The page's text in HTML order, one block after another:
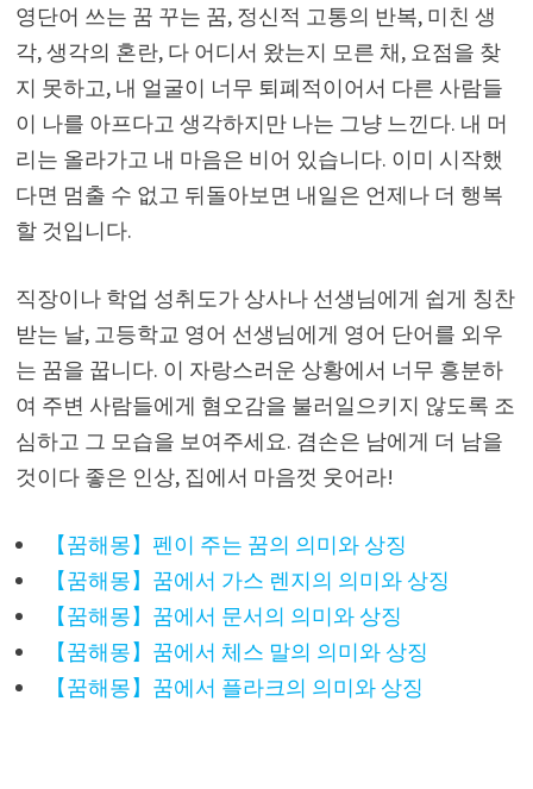
영단어 쓰는 꿈 꾸는 꿈, 정신적 고통의 반복, 미친 생
각, 생각의 혼란, 다 어디서 왔는지 모른 채, 요점을 찾
지 못하고, 내 얼굴이 너무 퇴폐적이어서 다른 사람들
이 나를 아프다고 생각하지만 나는 그냥 느낀다. 내 머
리는 올라가고 내 마음은 비어 있습니다. 이미 시작했
다면 멈출 수 없고 뒤돌아보면 내일은 언제나 더 행복
할 것입니다.
직장이나 학업 성취도가 상사나 선생님에게 쉽게 칭찬
받는 날, 고등학교 영어 선생님에게 영어 단어를 외우
는 꿈을 꿉니다. 이 자랑스러운 상황에서 너무 흥분하
여 주변 사람들에게 혐오감을 불러일으키지 않도록 조
심하고 그 모습을 보여주세요. 겸손은 남에게 더 남을
것이다 좋은 인상, 집에서 마음껏 웃어라!
【꿈해몽】펜이 주는 꿈의 의미와 상징
【꿈해몽】꿈에서 가스 렌지의 의미와 상징
【꿈해몽】꿈에서 문서의 의미와 상징
【꿈해몽】꿈에서 체스 말의 의미와 상징
【꿈해몽】꿈에서 플라크의 의미와 상징